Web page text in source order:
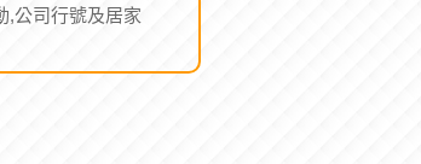
,公司行號及居家